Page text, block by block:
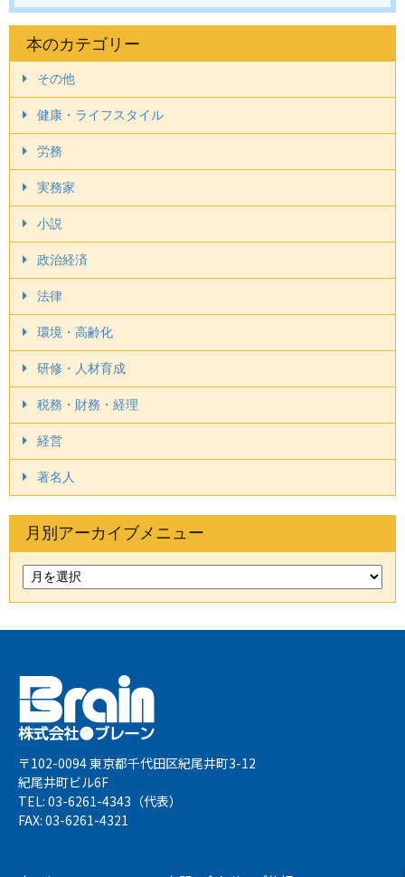
本のカテゴリー
その他
健康・ライフスタイル
労務
実務家
小説
政治経済
法律
環境・高齢化
研修・人材育成
税務・財務・経理
経営
著名人
月別アーカイブメニュー
〒102-0094 東京都千代田区紀尾井町3-12
紀尾井町ビル6F
TEL: 03-6261-4343（代表）
FAX: 03-6261-4321